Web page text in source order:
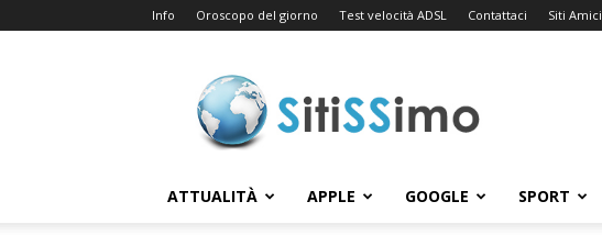
Info Oroscopo del giorno Test velocità ADSL Contattaci Siti Amici
ATTUALITÀ APPLE GOOGLE SPORT